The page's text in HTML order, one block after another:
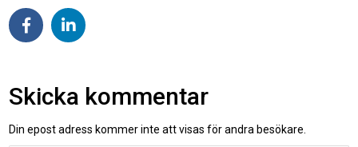
Skicka kommentar
Din epost adress kommer inte att visas för andra besökare.